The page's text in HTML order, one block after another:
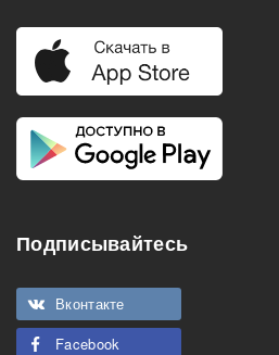
Подписывайтесь
Вконтакте
Facebook